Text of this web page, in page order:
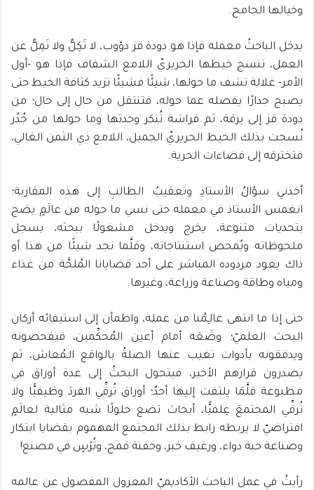
وخيالها الجامح.
يدخل الباحثُ معمله فإذا هو دودة قز دؤوب، لا تَكِلُّ ولا تَمِلُّ عن
العمل، تنسج خيطها الحريريّ اللامع الشفاف فإذا هو -أول
الأمر- غلالة تشف ما حولها، شيئًا فشيئًا تزيد كثافة الخيط حتى
يصبح جدارًا يفصله عما حوله، فتنتقل من حال إلى حال؛ من
دودة قز إلى يرقة، ثم فراشة تُنكر وحدتها وما حولها من جُدُر
نُسجت بذلك الخيط الحريريّ الجميل، اللامع ذي الثمن الغالي،
فتخترقه إلى فضاءات الحرية.
أخذني سؤالُ الأستاذِ وتعقيبُ الطالبِ إلى هذه المقاربة؛
انغمس الأستاذ في معمله حتى نسي ما حوله من عالَمٍ يضج
بتحديات متنوعة، يخرج ويدخل مشغولًا ببحثه، يسجل
ملحوظاته ويُمحص استنتاجاته، وقلَّما نجد شيئًا من هذا أو
ذاك يعود مردوده المباشر على أحد قضايانا المُلحَّة من غذاء
ومياه وطاقة وصناعة وزراعة، وغيرها.
حتى إذا ما انتهى عالـِمُنا من عمله، واطمأن إلى استيفائه أركان
البحث العلميّ؛ وضَعَه أمام أعين المُحكِّمين، فيفحصونه
ويدققونه بأدوات تغيب عنها الصلةُ بالواقع الـمُعاش، ثم
يصدرون قرارهم الأخير، فيتحول البحثُ إلى عدة أوراق في
مطبوعة قلَّمَا يلتفت إليها أحدٌ؛ أوراق تُرقِّي الفردَ وظيفيًّا ولا
تُرقِّي المجتمعَ عِلميًّا، أبحاث تضع حلولًا شبه مثالية لعالَمٍ
افتراضيّ لا يربطه رابط بذلك المجتمع المهموم بقضايا ابتكار
وصناعة حبة دواء، ورغيف خبز، وحفنة قمح، وتُرْسٍ في مصنع!
رأيتُ في عمل الباحث الأكاديميّ المعزول المفصول عن عالمه